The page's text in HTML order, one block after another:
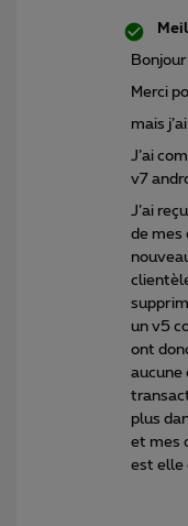
Bonjour.
Merci
mais
J’ai
v7
J’ai
de mes
un v5
ont
aucune
plus
et mes
est elle